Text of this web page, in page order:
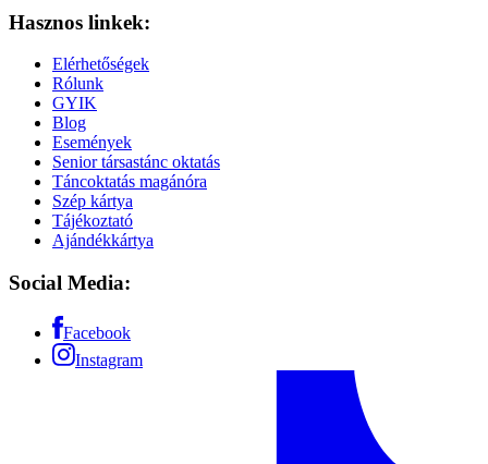
Hasznos linkek:
Elérhetőségek
Rólunk
GYIK
Blog
Események
Senior társastánc oktatás
Táncoktatás magánóra
Szép kártya
Tájékoztató
Ajándékkártya
Social Media:
Facebook
Instagram